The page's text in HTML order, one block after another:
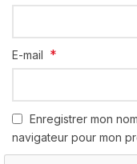
E-mail *
Enregistrer mon
navigateur pour mon